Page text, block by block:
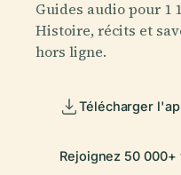
Guides audio pour 1
Histoire, récits et
hors ligne.
Télécharger
Rejoignez 50 000+